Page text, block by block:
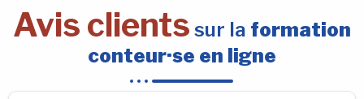
Avis clients sur la formation
conteur·se en ligne